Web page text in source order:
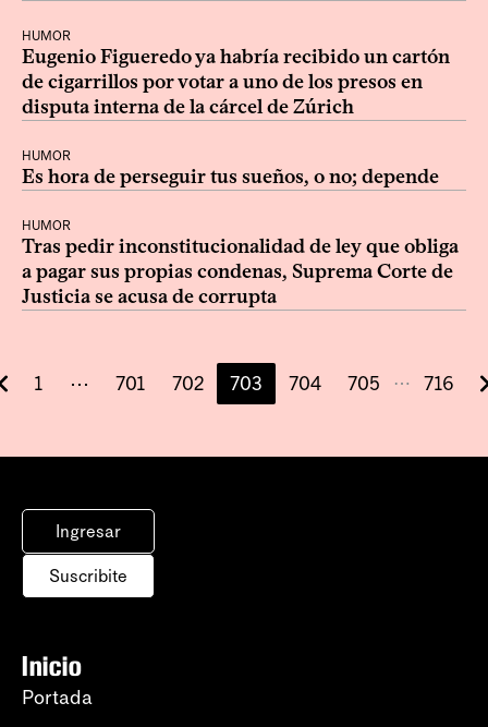
HUMOR
Eugenio Figueredo ya habría recibido un cartón
de cigarrillos por votar a uno de los presos en
disputa interna de la cárcel de Zúrich
HUMOR
Es hora de perseguir tus sueños, o no; depende
HUMOR
Tras pedir inconstitucionalidad de ley que obliga
a pagar sus propias condenas, Suprema Corte de
Justicia se acusa de corrupta
1 ⋯ 701 702 703 704 705 ⋯ 716
Ingresar
Suscribite
Inicio
Portada